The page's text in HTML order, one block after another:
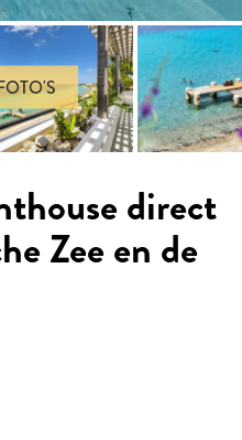
direct
Zee en de